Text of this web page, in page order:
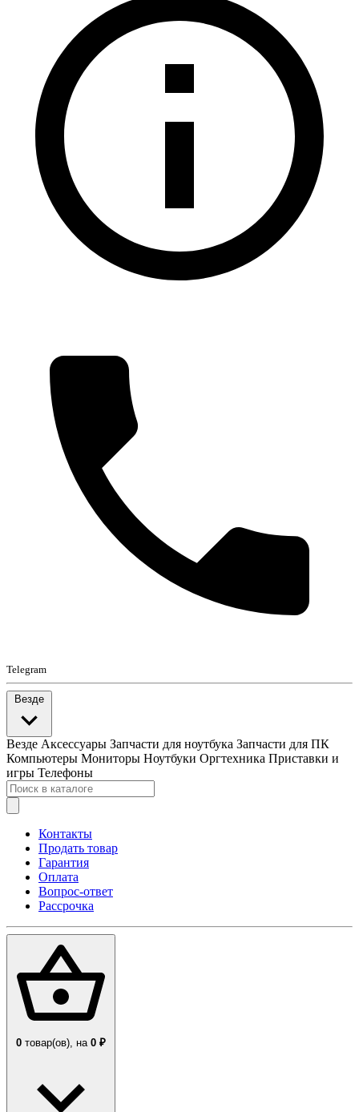
Telegram
Везде
Везде Аксессуары Запчасти для ноутбука Запчасти для ПК
Компьютеры Мониторы Ноутбуки Оргтехника Приставки и
игры Телефоны
Контакты
Продать товар
Гарантия
Оплата
Вопрос-ответ
Рассрочка
0 товар(ов), на 0 ₽